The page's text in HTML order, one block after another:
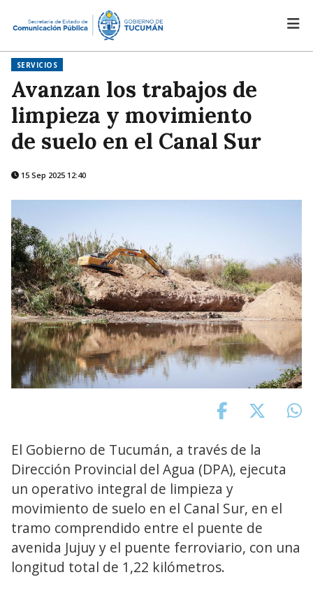
SERVICIOS
Avanzan los trabajos de
limpieza y movimiento
de suelo en el Canal Sur
15 Sep 2025 12:40
El Gobierno de Tucumán, a través de la
Dirección Provincial del Agua (DPA), ejecuta
un operativo integral de limpieza y
movimiento de suelo en el Canal Sur, en el
tramo comprendido entre el puente de
avenida Jujuy y el puente ferroviario, con una
longitud total de 1,22 kilómetros.